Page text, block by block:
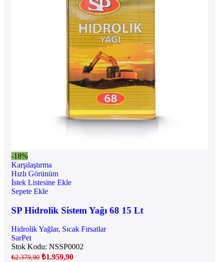
-18%
Karşılaştırma
Hızlı Görünüm
İstek Listesine Ekle
Sepete Ekle
SP Hidrolik Sistem Yağı 68 15 Lt
Hidrolik Yağlar, Sıcak Fırsatlar
SarPet
Stok Kodu: NSSP0002
₺2.379,90 ₺1.959,90